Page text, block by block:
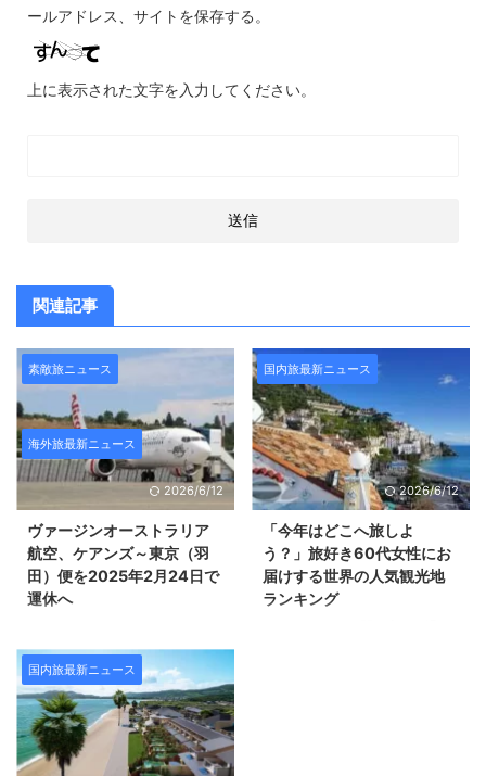
ールアドレス、サイトを保存する。
上に表示された文字を入力してください。
関連記事
素敵旅ニュース
海外旅最新ニュース
2026/6/12
ヴァージンオーストラリア
航空、ケアンズ～東京（羽
田）便を2025年2月24日で
運休へ
Cairns-Tokyo service due to
reduced inbound visitors from
Japan post COVID より） ヴァー
ジン・オーストラリア航空は、
ケアンズと東京（羽田）を結ぶ毎
日運航の直行便を 2025年2月24
国内旅最新ニュース
2026/6/12
「今年はどこへ旅しよ
う？」旅好き60代女性にお
届けする世界の人気観光地
ランキング
国内旅最新ニュース